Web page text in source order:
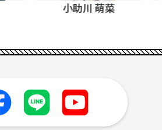
円田 智子